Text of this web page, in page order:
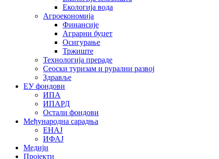
Екологија вода
Агроекономија
Финансије
Аграрни буџет
Осигурање
Тржиште
Технологија прераде
Сеоски туризам и рурални развој
Здравље
ЕУ фондови
ИПА
ИПАРД
Остали фондови
Међународна сарадња
ЕНАЈ
ИФАЈ
Медији
Пројекти